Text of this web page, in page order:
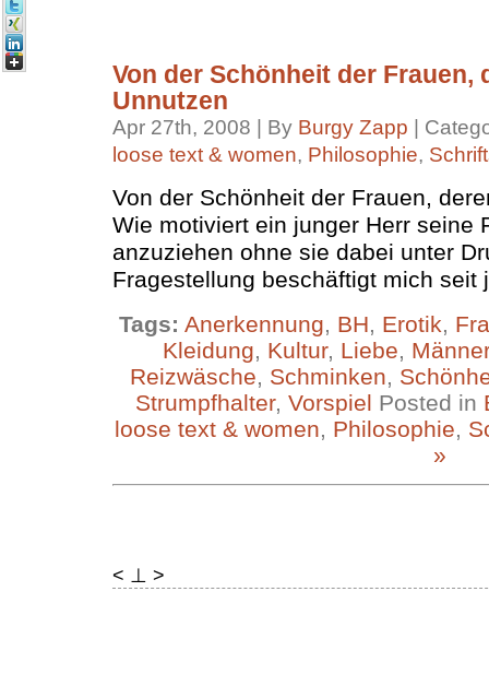
Von der Schönheit der Frauen,
Unnutzen
Apr 27th, 2008 | By Burgy Zapp |
loose text & women, Philosophie,
Von der Schönheit der Frauen,
Wie motiviert ein junger Herr seine
anzuziehen ohne sie dabei unter
Fragestellung beschäftigt mich seit
Tags: Anerkennung BH Erotik
Kleidung
Kultur, Liebe
Männer
Reizwäsche
Schminken
Strumpfhalter, Vorspiel Posted in
loose text & women
Philosophie
»
< ⊥ >